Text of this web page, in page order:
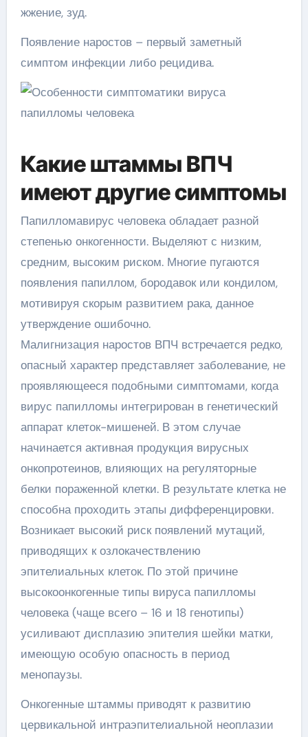
жжение, зуд.
Появление наростов – первый заметный
симптом инфекции либо рецидива.
Какие штаммы ВПЧ
имеют другие симптомы
Папилломавирус человека обладает разной
степенью онкогенности. Выделяют с низким,
средним, высоким риском. Многие пугаются
появления папиллом, бородавок или кондилом,
мотивируя скорым развитием рака, данное
утверждение ошибочно.
Малигнизация наростов ВПЧ встречается редко,
опасный характер представляет заболевание, не
проявляющееся подобными симптомами, когда
вирус папилломы интегрирован в генетический
аппарат клеток-мишеней. В этом случае
начинается активная продукция вирусных
онкопротеинов, влияющих на регуляторные
белки пораженной клетки. В результате клетка не
способна проходить этапы дифференцировки.
Возникает высокий риск появлений мутаций,
приводящих к озлокачествлению
эпителиальных клеток. По этой причине
высокоонкогенные типы вируса папилломы
человека (чаще всего – 16 и 18 генотипы)
усиливают дисплазию эпителия шейки матки,
имеющую особую опасность в период
менопаузы.
Онкогенные штаммы приводят к развитию
цервикальной интраэпителиальной неоплазии